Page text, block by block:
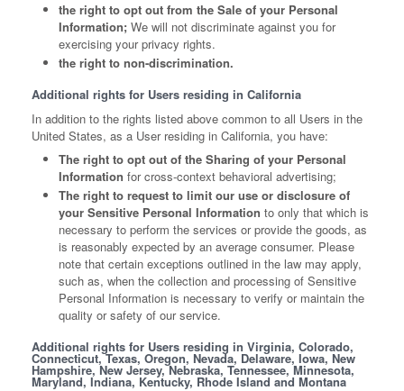
the right to opt out from the Sale of your Personal
Information; We will not discriminate against you for
exercising your privacy rights.
the right to non-discrimination.
Additional rights for Users residing in California
In addition to the rights listed above common to all Users in the
United States, as a User residing in California, you have:
The right to opt out of the Sharing of your Personal
Information for cross-context behavioral advertising;
The right to request to limit our use or disclosure of
your Sensitive Personal Information to only that which is
necessary to perform the services or provide the goods, as
is reasonably expected by an average consumer. Please
note that certain exceptions outlined in the law may apply,
such as, when the collection and processing of Sensitive
Personal Information is necessary to verify or maintain the
quality or safety of our service.
Additional rights for Users residing in Virginia, Colorado,
Connecticut, Texas, Oregon, Nevada, Delaware, Iowa, New
Hampshire, New Jersey, Nebraska, Tennessee, Minnesota,
Maryland, Indiana, Kentucky, Rhode Island and Montana